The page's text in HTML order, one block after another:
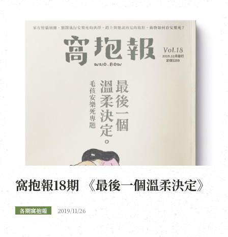
窩抱報18期 《最後一個溫柔決定》
各期窩抱報 2019/11/26